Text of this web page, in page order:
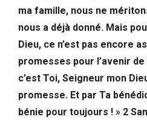
ma famille, nous ne
nous a déjà donné. Mais
Dieu, ce n’est pas encore
promesses pour l’avenir
c’est Toi, Seigneur mon
promesse. Et par Ta
bénie pour toujours ! » 2